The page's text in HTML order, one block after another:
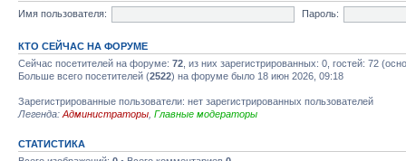
Имя пользователя:
Пароль:
КТО СЕЙЧАС НА ФОРУМЕ
Сейчас посетителей на форуме: 72 , из них зарегистрированных: 0, гостей: 72
Больше всего посетителей (2522) на форуме было 18 июн 2026, 09:18
Зарегистрированные пользователи: нет зарегистрированных пользователей
Легенда: Администраторы Главные модераторы
СТАТИСТИКА